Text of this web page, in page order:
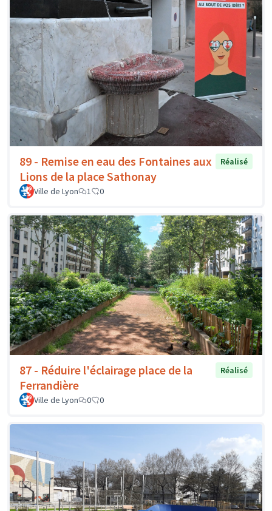
89 - Remise en eau des Fontaines aux
Lions de la place Sathonay
Réalisé
Ville de Lyon 1 0
87 - Réduire l'éclairage place de la
Ferrandière
Réalisé
Ville de Lyon 0 0